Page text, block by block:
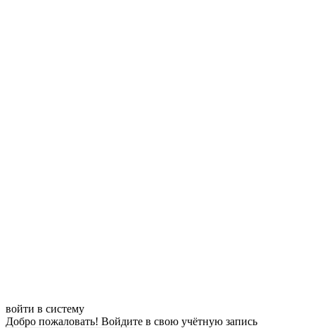
войти в систему
Добро пожаловать! Войдите в свою учётную запись